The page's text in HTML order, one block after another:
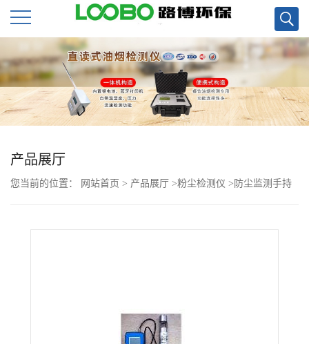
公
司
首
页
公
产品展厅
您当前的位置： 网站首页 > 产品展厅 >粉尘检测仪 > 防尘监测手持